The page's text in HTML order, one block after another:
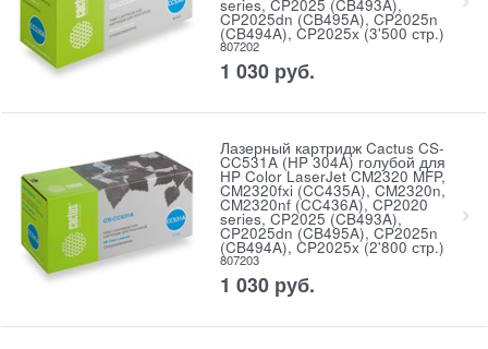
series, CP2025 (CB493A),
CP2025dn (CB495A), CP2025n
(CB494A), CP2025x (3'500 стр.)
807202
1 030 руб.
Лазерный картридж Cactus CS-
CC531A (HP 304A) голубой для
HP Color LaserJet CM2320 MFP,
CM2320fxi (CC435A), CM2320n,
CM2320nf (CC436A), CP2020
series, CP2025 (CB493A),
CP2025dn (CB495A), CP2025n
(CB494A), CP2025x (2'800 стр.)
807203
1 030 руб.